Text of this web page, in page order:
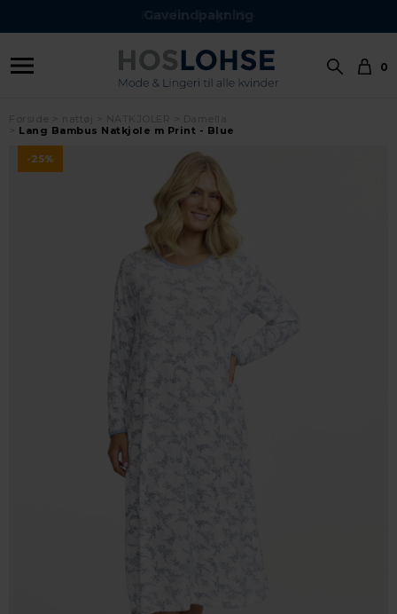
Gaveindpakning
0
Lang Bambus Natkjole m Print - Blue
-25%